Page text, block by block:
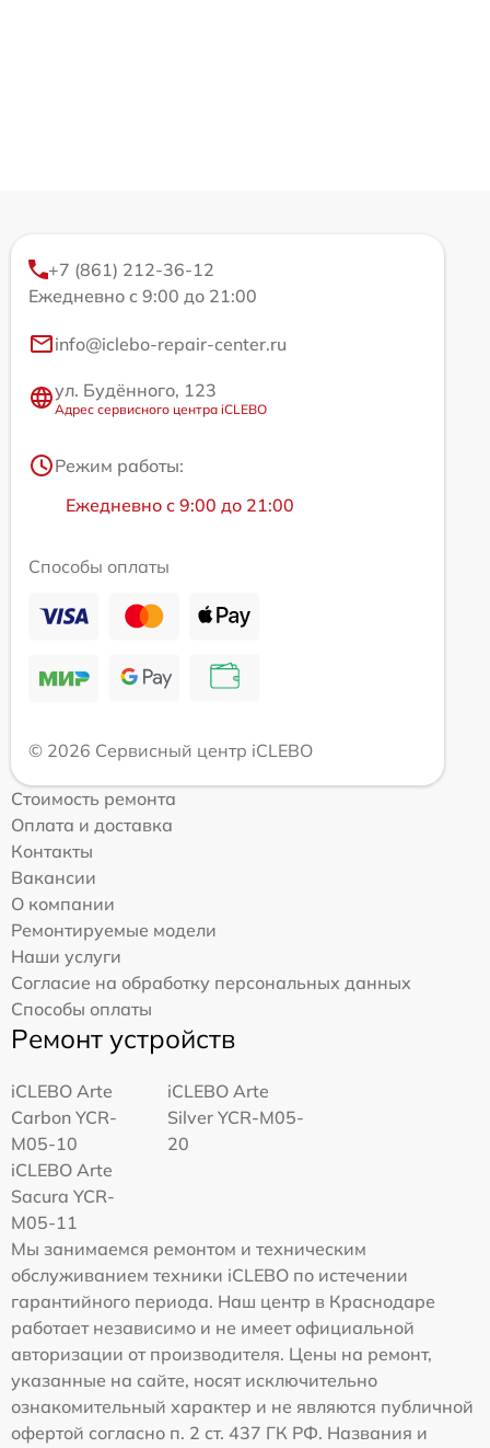
+7 (861) 212-36-12
Ежедневно с 9:00 до 21:00
info@iclebo-repair-center.ru
ул. Будённого, 123
Адрес сервисного центра iCLEBO
Режим работы:
Ежедневно с 9:00 до 21:00
Способы оплаты
© 2026 Сервисный центр iCLEBO
Стоимость ремонта
Оплата и доставка
Контакты
Вакансии
О компании
Ремонтируемые модели
Наши услуги
Согласие на обработку персональных данных
Способы оплаты
Ремонт устройств
iCLEBO Arte
Carbon YCR-
M05-10
iCLEBO Arte
Silver YCR-M05-
20
iCLEBO Arte
Sacura YCR-
M05-11
Мы занимаемся ремонтом и техническим
обслуживанием техники iCLEBO по истечении
гарантийного периода. Наш центр в Краснодаре
работает независимо и не имеет официальной
авторизации от производителя. Цены на ремонт,
указанные на сайте, носят исключительно
ознакомительный характер и не являются публичной
офертой согласно п. 2 ст. 437 ГК РФ. Названия и